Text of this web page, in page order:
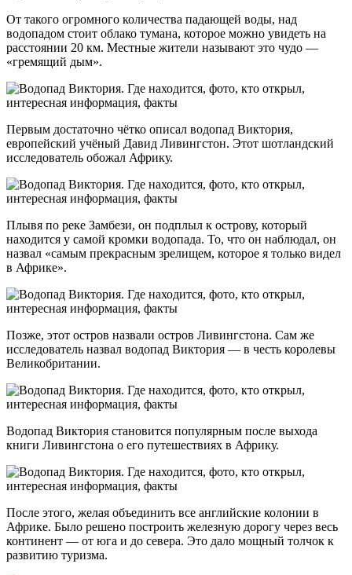
От такого огромного количества падающей воды, над
водопадом стоит облако тумана, которое можно увидеть на
расстоянии 20 км. Местные жители называют это чудо —
«гремящий дым».
Первым достаточно чётко описал водопад Виктория,
европейский учёный Давид Ливингстон. Этот шотландский
исследователь обожал Африку.
Плывя по реке Замбези, он подплыл к острову, который
находится у самой кромки водопада. То, что он наблюдал, он
назвал «самым прекрасным зрелищем, которое я только видел
в Африке».
Позже, этот остров назвали остров Ливингстона. Сам же
исследователь назвал водопад Виктория — в честь королевы
Великобритании.
Водопад Виктория становится популярным после выхода
книги Ливингстона о его путешествиях в Африку.
После этого, желая объединить все английские колонии в
Африке. Было решено построить железную дорогу через весь
континент — от юга и до севера. Это дало мощный толчок к
развитию туризма.